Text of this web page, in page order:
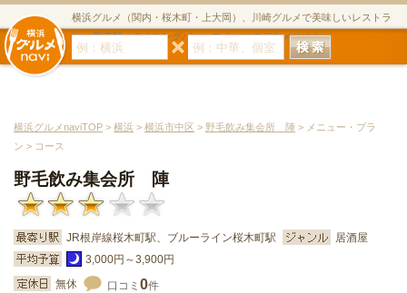
横浜グルメ（関内・桜木町・上大岡）、川崎グルメで美味しいレストラ
ン・居酒屋・ダイニングバー・スイーツのグルメサイト
横浜グルメnaviTOP > 横浜 > 横浜市中区 > 野毛飲み集会所 陣 > メニュー・プラ
ン > コース
野毛飲み集会所 陣
JR根岸線桜木町駅、ブルーライン桜木町駅
居酒屋
3,000円～3,900円
無休
口コミ 0件